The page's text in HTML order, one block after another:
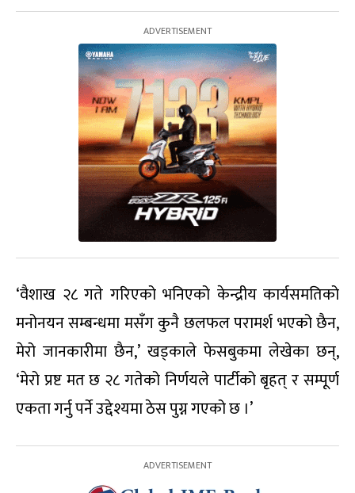
‘वैशाख २८ गते गरिएको भनिएको केन्द्रीय कार्यसमतिको
मनोनयन सम्बन्धमा मसँग कुनै छलफल परामर्श भएको छैन,
मेरो जानकारीमा छैन,’ खड्काले फेसबुकमा लेखेका छन्,
‘मेरो प्रष्ट मत छ २८ गतेको निर्णयले पार्टीको बृहत् र सम्पूर्ण
एकता गर्नु पर्ने उद्देश्यमा ठेस पुग्न गएको छ ।’